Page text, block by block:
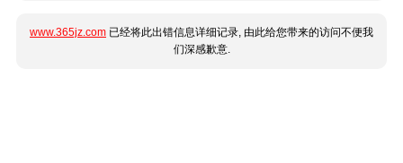
www.365jz.com 已经将此出错信息详细记录, 由此给您带来的访问不便我
们深感歉意.